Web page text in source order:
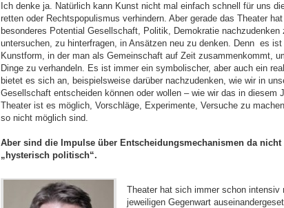
Ich denke ja. Natürlich kann Kunst nicht mal einfach schnell für uns
retten oder Rechtspopulismus verhindern. Aber gerade das Theater
besonderes Potential Gesellschaft, Politik, Demokratie nachzudenken
untersuchen, zu hinterfragen, in Ansätzen neu zu denken. Denn es ist
Kunstform, in der man als Gemeinschaft auf Zeit zusammenkommt,
Dinge zu verhandeln. Es ist immer ein symbolischer, aber auch ein
bietet es sich an, beispielsweise darüber nachzudenken, wie wir in
Gesellschaft entscheiden können oder wollen – wie wir das in diesem
Theater ist es möglich, Vorschläge, Experimente, Versuche zu
so nicht möglich sind.
Aber sind die Impulse über Entscheidungsmechanismen da nicht
„hysterisch politisch“.
Theater hat sich immer schon intensiv
jeweiligen Gegenwart